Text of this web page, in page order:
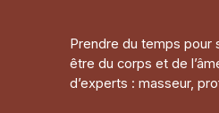
Prendre du temps pour
être du corps et de
d’experts : masseur,